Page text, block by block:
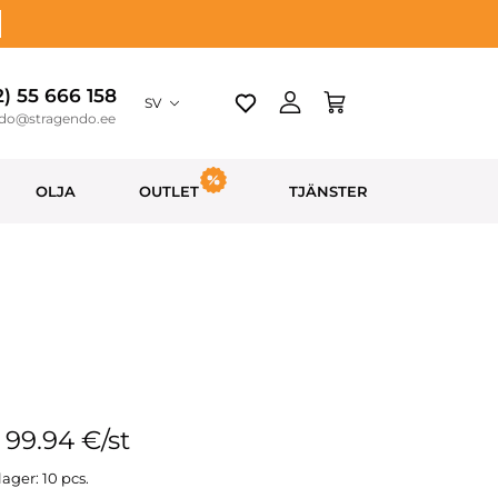
55 666 158 SV
OLJA OUTLET TJÄNSTER
99.94 €/st
10 pcs.